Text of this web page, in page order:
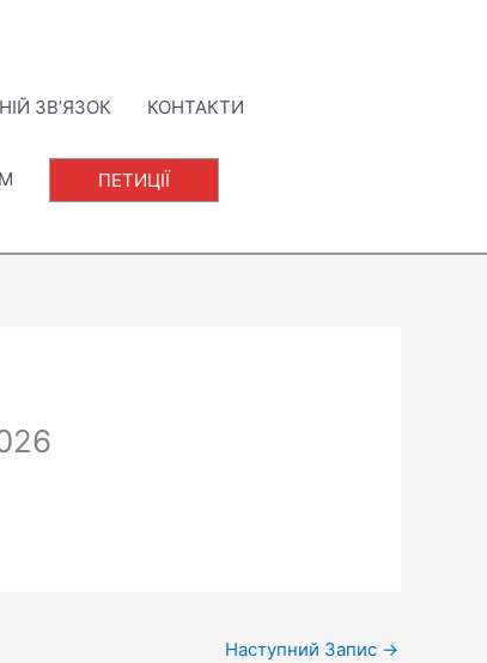
ЗВ’ЯЗОК КОНТАКТИ
ПЕТИЦІЇ
Наступний Запис →